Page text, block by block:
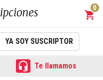
shopping_cart
0
YA SOY SUSCRIPTOR
 Te llamamos